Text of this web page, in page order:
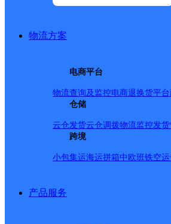
物流方案
电商平台
物流查询及监控电商退换货平
仓储
云仓发货云仓调拨物流监控发
跨境
小包集运海运拼箱中欧班铁空
产品服务
网点筛选
清空已选
圆通速递(9) 韵达速递(60) 宅急送(1)
繁昌区(2)
优速快递,南陵
UH安徽南陵